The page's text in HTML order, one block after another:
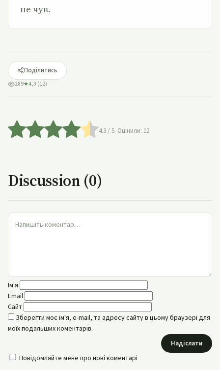
не чув.
Поділитись
289★4,3 (12)
4.3/ 5. Оцінили: 12
Discussion (0)
Ім'я
Email
Сайт
Зберегти моє ім'я, e-mail, та адресу сайту в цьому браузері для
моїх подальших коментарів.
Надіслати
Повідомляйте мене про нові коментарі